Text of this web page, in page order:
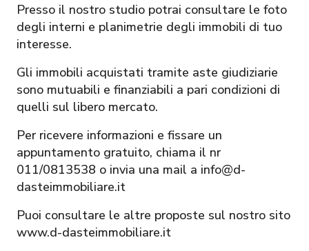
Presso il nostro studio potrai consultare le foto
degli interni e planimetrie degli immobili di tuo
interesse.
Gli immobili acquistati tramite aste giudiziarie
sono mutuabili e finanziabili a pari condizioni di
quelli sul libero mercato.
Per ricevere informazioni e fissare un
appuntamento gratuito, chiama il nr
011/0813538 o invia una mail a info@d-
dasteimmobiliare.it
Puoi consultare le altre proposte sul nostro sito
www.d-dasteimmobiliare.it